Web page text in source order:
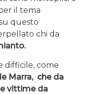
il tema
questo
chi da
difficile, come
Marra, che da
vittime da